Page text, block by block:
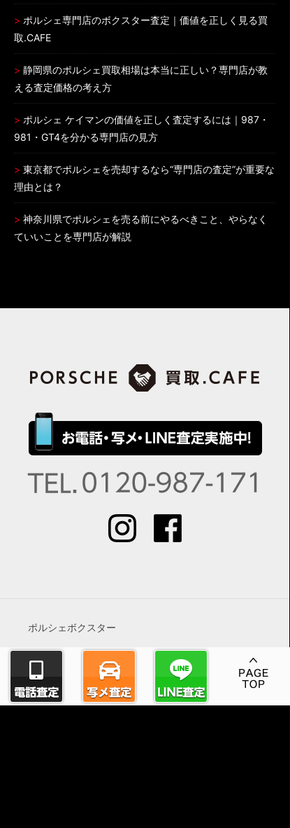
ポルシェ専門店のボクスター査定｜価値を正しく見る買
取.CAFE
静岡県のポルシェ買取相場は本当に正しい？専門店が教
える査定価格の考え方
ポルシェ ケイマンの価値を正しく査定するには｜987・
981・GT4を分かる専門店の見方
東京都でポルシェを売却するなら“専門店の査定”が重要な
理由とは？
神奈川県でポルシェを売る前にやるべきこと、やらなく
ていいことを専門店が解説
ポルシェボクスター
ポルシェケイマン
ポルシェ911